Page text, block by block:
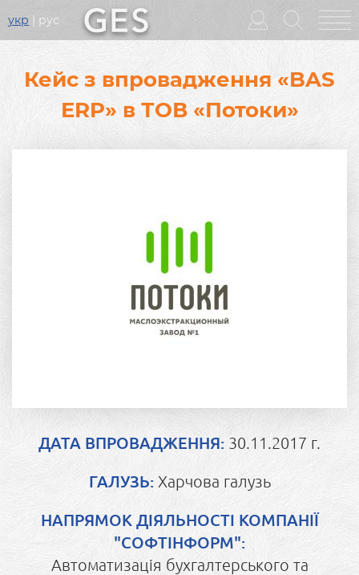
укр рус
Головне
меню
Кейс з впровадження «BAS
ERP» в ТОВ «Потоки»
ДАТА ВПРОВАДЖЕННЯ 30.11.2017 г.
ГАЛУЗЬ Харчова галузь
НАПРЯМОК ДІЯЛЬНОСТІ КОМПАНІЇ
"СОФТІНФОРМ"
Автоматизація бухгалтерського та